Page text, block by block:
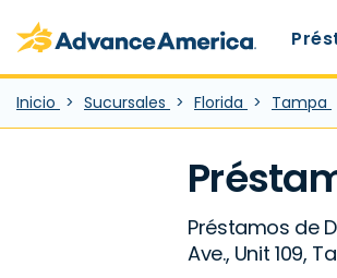
Advance America home
Inicio Sucursales Florida Tampa
Préstamos de
Ave., Unit 109,